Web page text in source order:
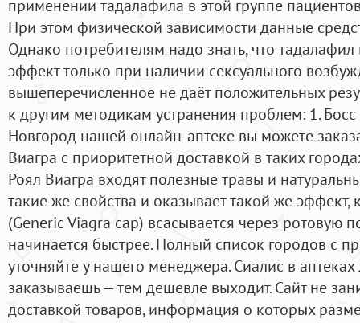
применении тадалафила в этой группе
При этом физической зависимости данные
Однако потребителям надо знать, что
эффект только при наличии сексуального
вышеперечисленное не даёт положительных
к другим методикам устранения проблем: 1.
Новгород нашей онлайн-аптеке вы можете
Виагра с приоритетной доставкой в таких
Роял Виагра входят полезные травы и
такие же свойства и оказывает такой же эффект,
(Generic Viagra cap) всасывается через ротовую
начинается быстрее. Полный список городов с
уточняйте у нашего менеджера. Сиалис в
заказываешь — тем дешевле выходит. Сайт не
доставкой товаров, информация о которых